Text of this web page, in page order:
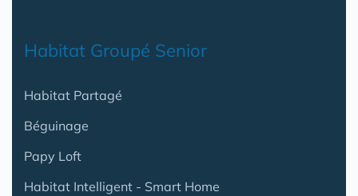
Habitat Groupé Senior
Habitat Partagé
Béguinage
Papy Loft
Habitat Intelligent - Smart Home